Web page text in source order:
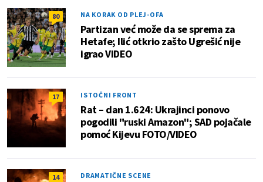
80 NA KORAK OD PLEJ-OFA
Partizan već može da se sprema za
Hetafe; Ilić otkrio zašto Ugrešić nije
igrao VIDEO
17 ISTOČNI FRONT
Rat – dan 1.624: Ukrajinci ponovo
pogodili "ruski Amazon"; SAD pojačale
pomoć Kijevu FOTO/VIDEO
14 DRAMATIČNE SCENE